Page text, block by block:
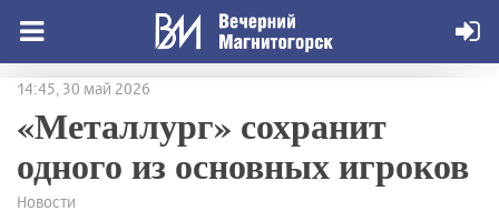
14:45, 30 май 2026
«Металлург» сохранит
одного из основных игроков
Новости